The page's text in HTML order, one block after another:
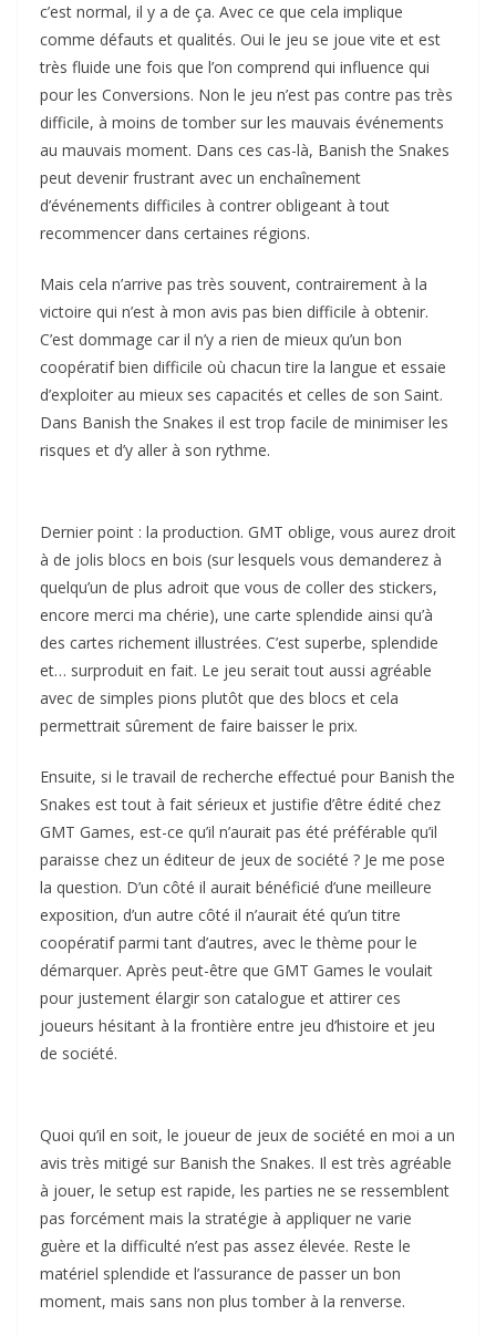
c’est normal, il y a de ça. Avec ce que cela implique
comme défauts et qualités. Oui le jeu se joue vite et est
très fluide une fois que l’on comprend qui influence qui
pour les Conversions. Non le jeu n’est pas contre pas très
difficile, à moins de tomber sur les mauvais événements
au mauvais moment. Dans ces cas-là, Banish the Snakes
peut devenir frustrant avec un enchaînement
d’événements difficiles à contrer obligeant à tout
recommencer dans certaines régions.
Mais cela n’arrive pas très souvent, contrairement à la
victoire qui n’est à mon avis pas bien difficile à obtenir.
C’est dommage car il n’y a rien de mieux qu’un bon
coopératif bien difficile où chacun tire la langue et essaie
d’exploiter au mieux ses capacités et celles de son Saint.
Dans Banish the Snakes il est trop facile de minimiser les
risques et d’y aller à son rythme.
Dernier point : la production. GMT oblige, vous aurez droit
à de jolis blocs en bois (sur lesquels vous demanderez à
quelqu’un de plus adroit que vous de coller des stickers,
encore merci ma chérie), une carte splendide ainsi qu’à
des cartes richement illustrées. C’est superbe, splendide
et… surproduit en fait. Le jeu serait tout aussi agréable
avec de simples pions plutôt que des blocs et cela
permettrait sûrement de faire baisser le prix.
Ensuite, si le travail de recherche effectué pour Banish the
Snakes est tout à fait sérieux et justifie d’être édité chez
GMT Games, est-ce qu’il n’aurait pas été préférable qu’il
paraisse chez un éditeur de jeux de société ? Je me pose
la question. D’un côté il aurait bénéficié d’une meilleure
exposition, d’un autre côté il n’aurait été qu’un titre
coopératif parmi tant d’autres, avec le thème pour le
démarquer. Après peut-être que GMT Games le voulait
pour justement élargir son catalogue et attirer ces
joueurs hésitant à la frontière entre jeu d’histoire et jeu
de société.
Quoi qu’il en soit, le joueur de jeux de société en moi a un
avis très mitigé sur Banish the Snakes. Il est très agréable
à jouer, le setup est rapide, les parties ne se ressemblent
pas forcément mais la stratégie à appliquer ne varie
guère et la difficulté n’est pas assez élevée. Reste le
matériel splendide et l’assurance de passer un bon
moment, mais sans non plus tomber à la renverse.